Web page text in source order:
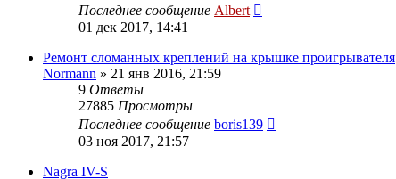
Последнее сообщение Albert
01 дек 2017, 14:41
Ремонт сломанных креплений на крышке проигрывателя
Normann » 21 янв 2016, 21:59
9 Ответы
27885 Просмотры
Последнее сообщение boris139
03 ноя 2017, 21:57
Nagra IV-S